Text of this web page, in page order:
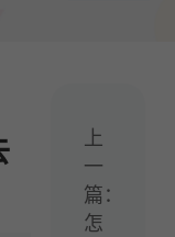
上
一
篇：
怎